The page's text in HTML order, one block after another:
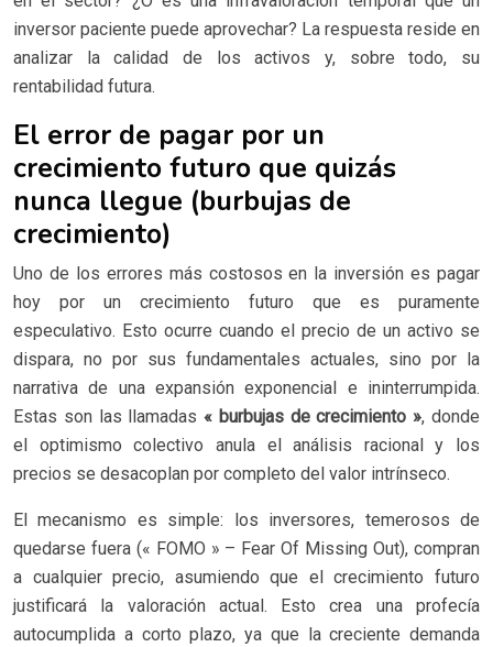
inversor paciente puede aprovechar? La respuesta reside en
analizar la calidad de los activos y, sobre todo, su
rentabilidad futura.
El error de pagar por un
crecimiento futuro que quizás
nunca llegue (burbujas de
crecimiento)
Uno de los errores más costosos en la inversión es pagar
hoy por un crecimiento futuro que es puramente
especulativo. Esto ocurre cuando el precio de un activo se
dispara, no por sus fundamentales actuales, sino por la
narrativa de una expansión exponencial e ininterrumpida.
Estas son las llamadas« burbujas de crecimiento », donde
el optimismo colectivo anula el análisis racional y los
precios se desacoplan por completo del valor intrínseco.
El mecanismo es simple: los inversores, temerosos de
quedarse fuera (« FOMO » – Fear Of Missing Out), compran
a cualquier precio, asumiendo que el crecimiento futuro
justificará la valoración actual. Esto crea una profecía
autocumplida a corto plazo, ya que la creciente demanda